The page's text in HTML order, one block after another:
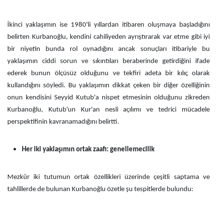
İkinci yaklaşımın ise 1980'li yıllardan itibaren oluşmaya başladığını
belirten Kurbanoğlu, kendini cahiliyeden ayrıştırarak var etme gibi iyi
bir niyetin bunda rol oynadığını ancak sonuçları itibariyle bu
yaklaşımın ciddi sorun ve sıkıntıları beraberinde getirdiğini ifade
ederek bunun ölçüsüz olduğunu ve tekfiri adeta bir kılıç olarak
kullandığını söyledi. Bu yaklaşımın dikkat çeken bir diğer özelliğinin
onun kendisini Seyyid Kutub'a nispet etmesinin olduğunu zikreden
Kurbanoğlu, Kutub'un Kur'an nesli açılımı ve tedrici mücadele
perspektifinin kavranamadığını belirtti.
Her iki yaklaşımın ortak zaafı: genellemecilik
Mezkûr iki tutumun ortak özellikleri üzerinde çeşitli saptama ve
tahlillerde de bulunan Kurbanoğlu özetle şu tespitlerde bulundu: